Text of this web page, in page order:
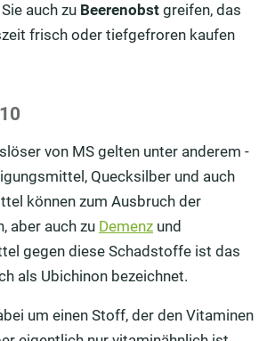
auch zu Beerenobst greifen, das
frisch oder tief­gefroren kaufen
von MS gelten unter anderem
Quecksilber und auch
können zum Ausbruch der
aber auch zu Demenz und
gegen diese Schadstoffe ist das
als ­Ubichinon bezeichnet.
um einen Stoff, der den Vitaminen